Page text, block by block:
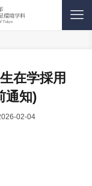
在学採用
通知)
02-04